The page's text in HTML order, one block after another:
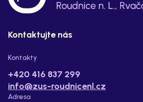
Kontaktujte nás
Kontakty
+420 416 837 299
info@zus-roudnicenl.cz
Adresa